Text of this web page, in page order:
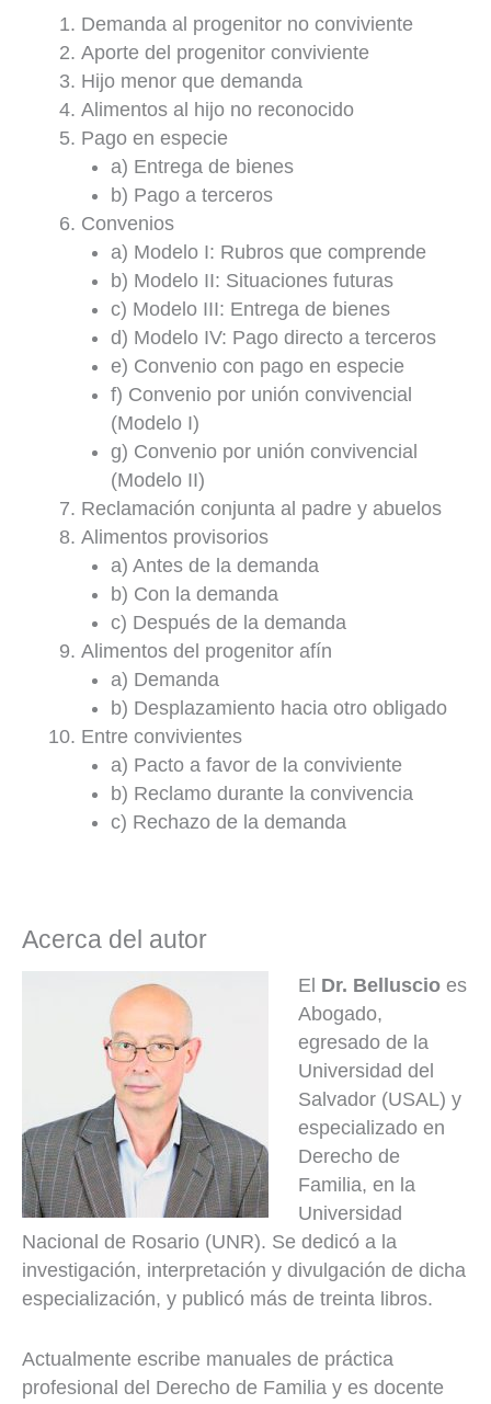
Demanda al progenitor no conviviente
Aporte del progenitor conviviente
Hijo menor que demanda
Alimentos al hijo no reconocido
Pago en especie
a) Entrega de bienes
b) Pago a terceros
Convenios
a) Modelo I: Rubros que comprende
b) Modelo II: Situaciones futuras
c) Modelo III: Entrega de bienes
d) Modelo IV: Pago directo a terceros
e) Convenio con pago en especie
f) Convenio por unión convivencial
(Modelo I)
g) Convenio por unión convivencial
(Modelo II)
Reclamación conjunta al padre y abuelos
Alimentos provisorios
a) Antes de la demanda
b) Con la demanda
c) Después de la demanda
Alimentos del progenitor afín
a) Demanda
b) Desplazamiento hacia otro obligado
Entre convivientes
a) Pacto a favor de la conviviente
b) Reclamo durante la convivencia
c) Rechazo de la demanda
Acerca del autor
El Dr. Belluscio es
Abogado,
egresado de la
Universidad del
Salvador (USAL) y
especializado en
Derecho de
Familia, en la
Universidad
Nacional de Rosario (UNR). Se dedicó a la
investigación, interpretación y divulgación de dicha
especialización, y publicó más de treinta libros.
Actualmente escribe manuales de práctica
profesional del Derecho de Familia y es docente